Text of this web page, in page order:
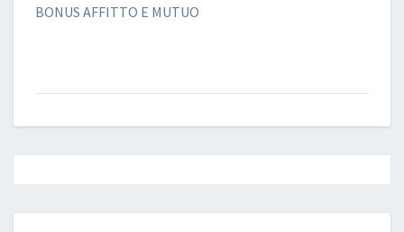
BONUS AFFITTO E MUTUO
navigation